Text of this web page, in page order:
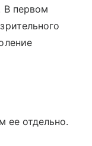
В первом
ее отдельно.